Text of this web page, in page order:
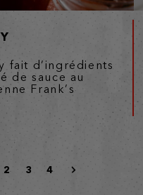
fait d’ingrédients
de sauce au
Frank’s
2 3 4